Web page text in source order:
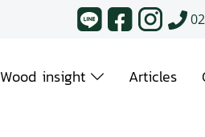
Wood insight Articles